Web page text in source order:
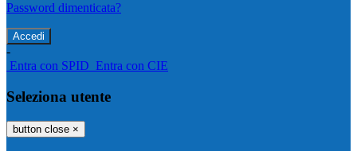
Password dimenticata?
-
Entra con SPID Entra con CIE
Seleziona utente
button close ×